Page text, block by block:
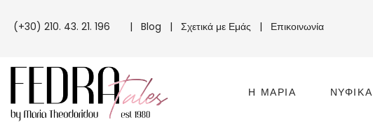
(+30) 210. 43. 21. 196 | Blog | Σχετικά με Εμάς | Επικοινωνία
Η ΜΑΡΊΑ ΝΥΦΙΚΆ